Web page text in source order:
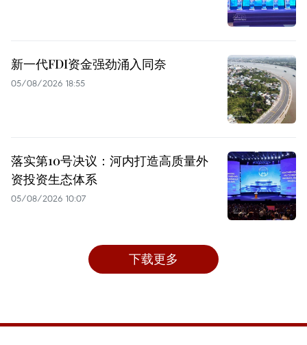
新一代FDI资金强劲涌入同奈
05/08/2026 18:55
落实第10号决议：河内打造高质量外
资投资生态体系
05/08/2026 10:07
下载更多